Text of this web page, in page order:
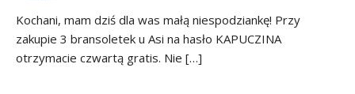
Kochani, mam dziś dla was małą niespodziankę! Przy
zakupie 3 bransoletek u Asi na hasło KAPUCZINA
otrzymacie czwartą gratis. Nie […]